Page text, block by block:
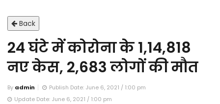
Back
24 घंटे में कोरोना के 1,14,818
नए केस, 2,683 लोगों की मौत
By admin
Publish Date: June 6, 2021 / 1:00 pm
Update Date: June 6, 2021 / 1:00 pm